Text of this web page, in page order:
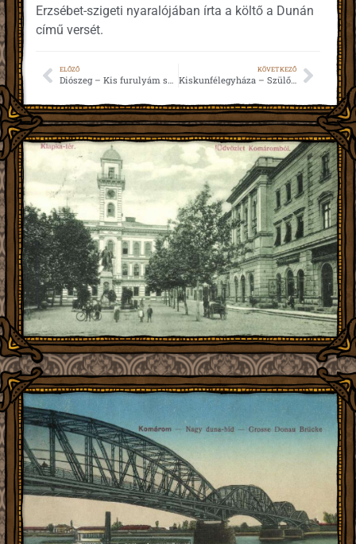
Erzsébet-szigeti nyaralójában írta a költő a Dunán
című versét.
ELŐZŐ
Diószeg – Kis furulyám szomorúfűz ága (1843)
KÖVETKEZŐ
Kiskunfélegyháza – Szülőföldemen (1848)